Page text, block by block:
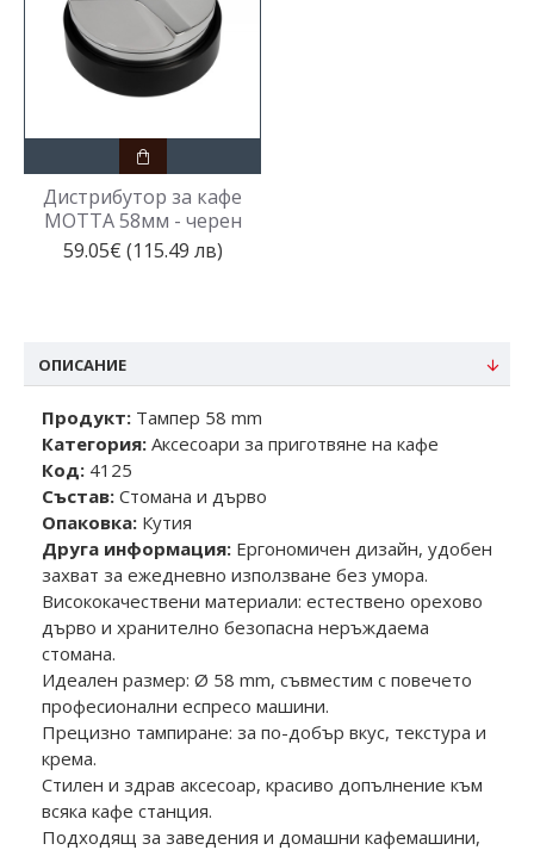
Дистрибутор за кафе
МОТТА 58мм - черен
59.05€ (115.49 лв)
ОПИСАНИЕ
Продукт: Тампер 58 mm
Категория: Аксесоари за приготвяне на кафе
Код: 4125
Състав: Стомана и дърво
Опаковка: Кутия
Друга информация: Ергономичен дизайн, удобен
захват за ежедневно използване без умора.
Висококачествени материали: естествено орехово
дърво и хранително безопасна неръждаема
стомана.
Идеален размер: Ø 58 mm, съвместим с повечето
професионални еспресо машини.
Прецизно тампиране: за по-добър вкус, текстура и
крема.
Стилен и здрав аксесоар, красиво допълнение към
всяка кафе станция.
Подходящ за заведения и домашни кафемашини,